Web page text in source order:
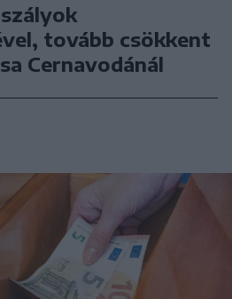
tovább csökkent
Cernavodánál